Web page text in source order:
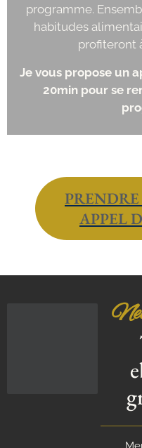
programme.
habitudes
profiteront
Je vous propose un
20min pour se
APPEL